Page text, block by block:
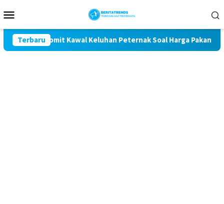
ke
Mobile
Terbaru
Magetan Komit Kawal Keluhan Peternak Soal Harga Pakan dan